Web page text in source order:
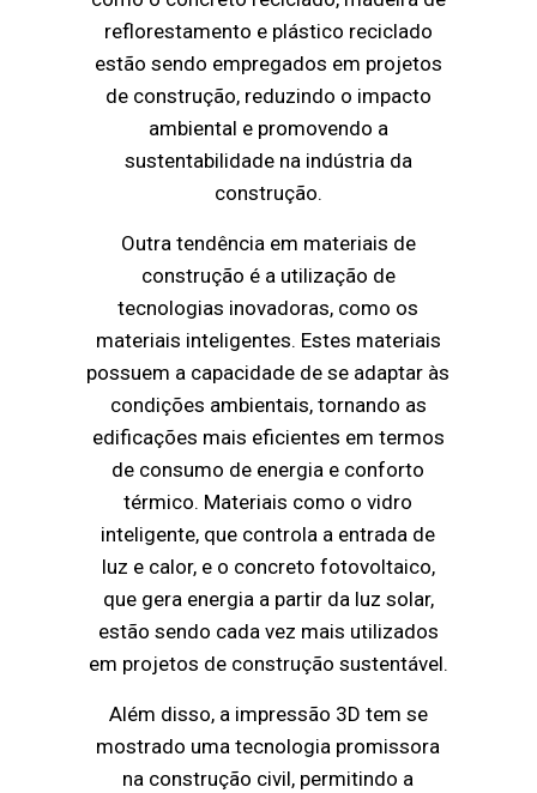
reflorestamento e plástico reciclado
estão sendo empregados em projetos
de construção, reduzindo o impacto
ambiental e promovendo a
sustentabilidade na indústria da
construção.
Outra tendência em materiais de
construção é a utilização de
tecnologias inovadoras, como os
materiais inteligentes. Estes materiais
possuem a capacidade de se adaptar às
condições ambientais, tornando as
edificações mais eficientes em termos
de consumo de energia e conforto
térmico. Materiais como o vidro
inteligente, que controla a entrada de
luz e calor, e o concreto fotovoltaico,
que gera energia a partir da luz solar,
estão sendo cada vez mais utilizados
em projetos de construção sustentável.
Além disso, a impressão 3D tem se
mostrado uma tecnologia promissora
na construção civil, permitindo a